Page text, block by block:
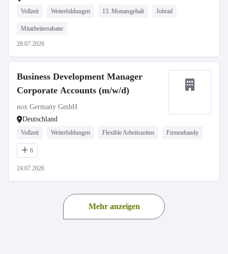
Vollzeit Weiterbildungen 13. Monatsgehalt Jobrad
Mitarbeiterrabatte
28.07.2026
Business Development Manager
Corporate Accounts (m/w/d)
nox Germany GmbH
Deutschland
Vollzeit Weiterbildungen Flexible Arbeitszeiten Firmenhandy
6
24.07.2026
Mehr anzeigen